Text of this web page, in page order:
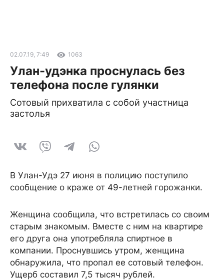
02.07.19, 7:49 1063
Улан-удэнка проснулась без
телефона после гулянки
Сотовый прихватила с собой участница
застолья
В Улан-Удэ 27 июня в полицию поступило
сообщение о краже от 49-летней горожанки.
Женщина сообщила, что встретилась со своим
старым знакомым. Вместе с ним на квартире
его друга она употребляла спиртное в
компании. Проснувшись утром, женщина
обнаружила, что пропал ее сотовый телефон.
Ущерб составил 7,5 тысяч рублей.